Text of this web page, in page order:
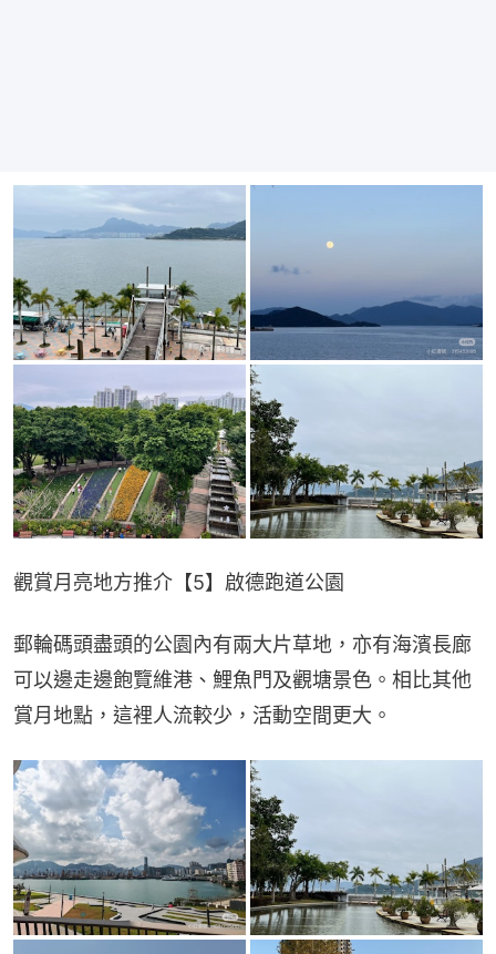
觀賞月亮地方推介【5】啟德跑道公園
郵輪碼頭盡頭的公園內有兩大片草地，亦有海濱長廊
可以邊走邊飽覽維港、鯉魚門及觀塘景色。相比其他
賞月地點，這裡人流較少，活動空間更大。